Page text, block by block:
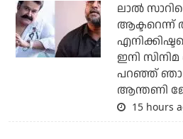
ലാല്‍
ആക്ടറെന്ന്
ഇനി സിനിമ
പറഞ്ഞ്
ആന്തണി
15 hours